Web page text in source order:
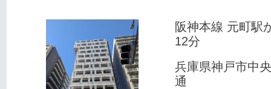
阪神本線 元町駅
12分
兵庫県神戸市中
通